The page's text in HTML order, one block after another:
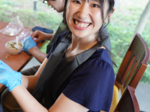
観光スポット
イベント
モデルコース
宿泊
アクセス
アップ
ての宇都宮